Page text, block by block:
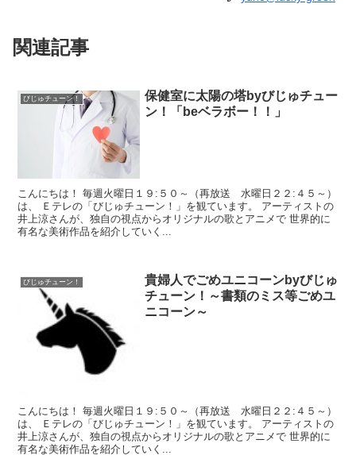
関連記事
びじゅチューン！
保健室に太陽の塔byびじゅチュー
ン！「beベラボー！！」
こんにちは！ 毎週火曜日１９:５０～（再放送 水曜日２２:４５～）
は、 Ｅテレの「びじゅチューン！」を観ています。 アーティストの
井上涼さんが、独自の視点からオリジナルの歌とアニメで 世界的に
有名な美術作品を紹介していく...
びじゅチューン！
貴婦人でごめユニコーンbyびじゅ
チューン！～書類のミス等ごめユ
ニコーン～
こんにちは！ 毎週火曜日１９:５０～（再放送 水曜日２２:４５～）
は、 Ｅテレの「びじゅチューン！」を観ています。 アーティストの
井上涼さんが、独自の視点からオリジナルの歌とアニメで 世界的に
有名な美術作品を紹介していく...